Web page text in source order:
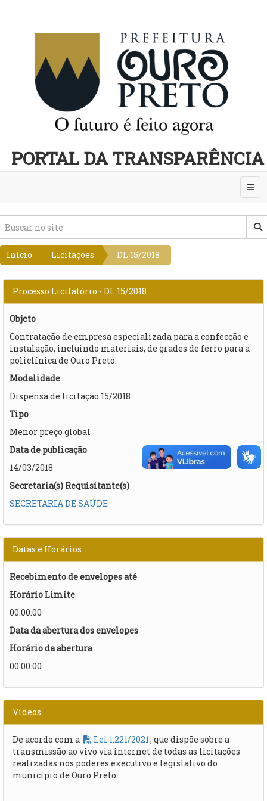
PORTAL DA TRANSPARÊNCIA
Início Licitações DL 15/2018
Processo Licitatório - DL 15/2018
Objeto
Contratação de empresa especializada para a confecção e
instalação, incluindo materiais, de grades de ferro para a
policlínica de Ouro Preto.
Modalidade
Dispensa de licitação 15/2018
Tipo
Menor preço global
Data de publicação
14/03/2018
Secretaria(s) Requisitante(s)
SECRETARIA DE SAÚDE
Datas e Horários
Recebimento de envelopes até
Horário Limite
00:00:00
Data da abertura dos envelopes
Horário da abertura
00:00:00
Vídeos
De acordo com a Lei 1.221/2021 , que dispõe sobre a
transmissão ao vivo via internet de todas as licitações
realizadas nos poderes executivo e legislativo do
município de Ouro Preto.